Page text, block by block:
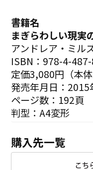
書籍名
まぎらわしい現実
アンドレア・ミル
ISBN：978-4-
定価3,080円（本
発売年月日：2015
ページ数：192頁
判型：A4変形
購入先一覧